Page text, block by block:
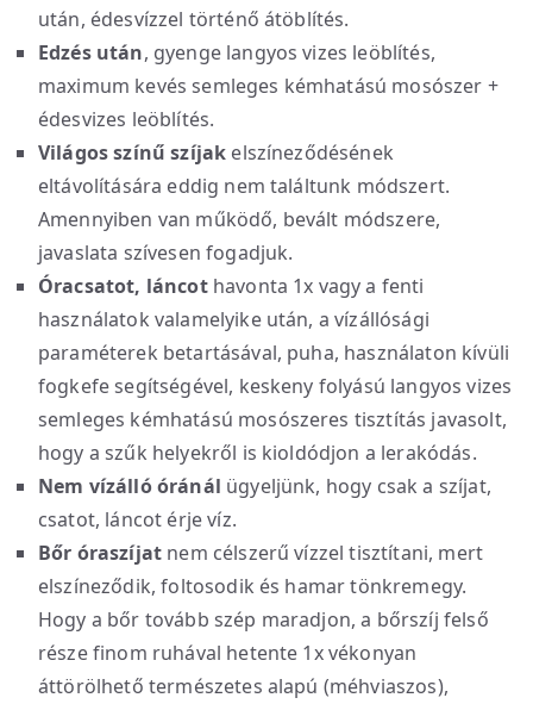
után, édesvízzel történő átöblítés.
Edzés után, gyenge langyos vizes leöblítés,
maximum kevés semleges kémhatású mosószer +
édesvizes leöblítés.
Világos színű szíjak elszíneződésének
eltávolítására eddig nem találtunk módszert.
Amennyiben van működő, bevált módszere,
javaslata szívesen fogadjuk.
Óracsatot, láncothavonta 1x vagy a fenti
használatok valamelyike után, a vízállósági
paraméterek betartásával, puha, használaton kívüli
fogkefe segítségével, keskeny folyású langyos vizes
semleges kémhatású mosószeres tisztítás javasolt,
hogy a szűk helyekről is kioldódjon a lerakódás.
Nem vízálló óránál ügyeljünk, hogy csak a szíjat,
csatot, láncot érje víz.
Bőr óraszíjat nem célszerű vízzel tisztítani, mert
elszíneződik, foltosodik és hamar tönkremegy.
Hogy a bőr tovább szép maradjon, a bőrszíj felső
része finom ruhával hetente 1x vékonyan
áttörölhető természetes alapú (méhviaszos),